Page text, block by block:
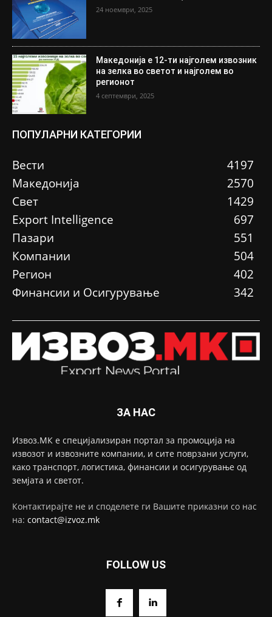
24 ноември, 2025
Македонија е 12-ти најголем извозник
на зелка во светот и најголем во
регионот
4 септември, 2025
ПОПУЛАРНИ КАТЕГОРИИ
Вести
4197
Македонија
2570
Свет
1429
Еxport Intelligence
697
Пазари
551
Компании
504
Регион
402
Финансии и Осигурување
342
ЗА НАС
Извоз.МК е специјализиран портал за промоција на
извозот и извозните компании, и сите поврзани услуги,
како транспорт, логистика, финансии и осигурување од
земјата и светот.
Контактирајте не и споделете ги Вашите приказни со нас
на: contact@izvoz.mk
FOLLOW US